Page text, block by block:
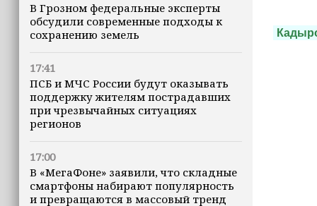
В Грозном федеральные эксперты
обсудили современные подходы к
сохранению земель
17:41
ПСБ и МЧС России будут оказывать
поддержку жителям пострадавших
при чрезвычайных ситуациях
регионов
17:00
В «МегаФоне» заявили, что складные
смартфоны набирают популярность
и превращаются в массовый тренд